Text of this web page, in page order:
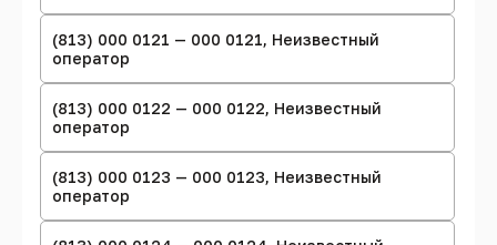
(813) 000 0121 — 000 0121, Неизвестный
оператор
(813) 000 0122 — 000 0122, Неизвестный
оператор
(813) 000 0123 — 000 0123, Неизвестный
оператор